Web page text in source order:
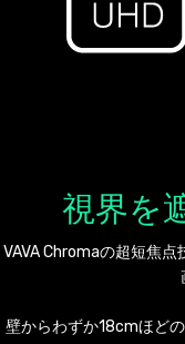
視界を
VAVA Chromaの超短焦
壁からわずか18cmほど